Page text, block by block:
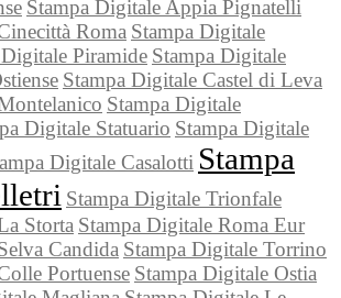
Stampa Digitale Appia Pignatelli
Roma Stampa Digitale
Piramide Stampa Digitale
Stampa Digitale Castel di Leva
Stampa Digitale
Digitale Statuario Stampa Digitale
Digitale Casalotti Stampa
Stampa Digitale Trionfale
Storta Stampa Digitale Roma Eur
Candida Stampa Digitale Torrino
Portuense Stampa Digitale Ostia